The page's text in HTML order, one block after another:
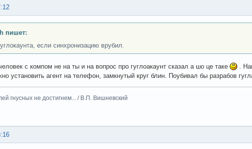
пишет:
если синхронизацию врубил.
с компом не на ты и на вопрос про гуглоакаунт сказал а шо це таке
.
установить агент на телефон, замкнутый круг блин. Поубивал бы разрабов
гнусных не достигнем... / В.П. Вишневский